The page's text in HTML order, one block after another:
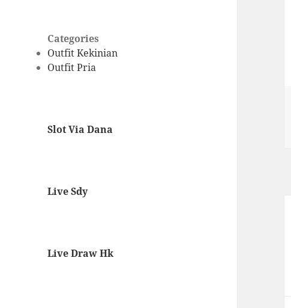
Categories
Outfit Kekinian
Outfit Pria
Slot Via Dana
Live Sdy
Live Draw Hk